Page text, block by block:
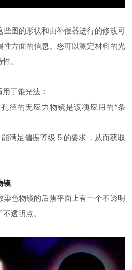
些图的形状和由补偿器进行的修改可
性方面的信息。您可以测定材料的光
。
于锥光法：
径的无应力物镜是该项应用的*条
满足偏振等级 5 的要求，从而获取
镜
染色物镜的后焦平面上有一个不透明
透明点。